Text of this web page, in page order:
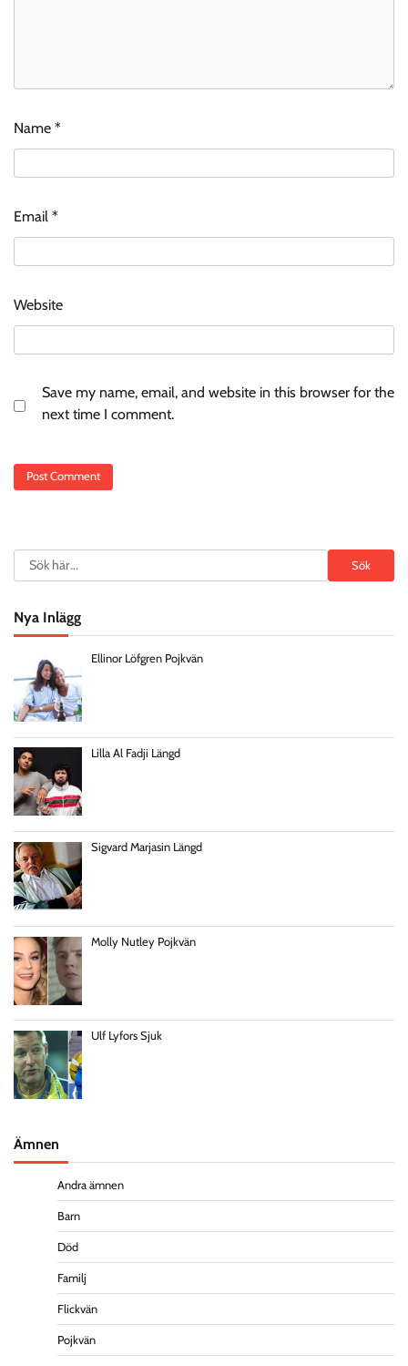
Name *
Email *
Website
Save my name, email, and website in this browser for the
next time I comment.
Search Sök
Nya Inlägg
Ellinor Löfgren Pojkvän
Lilla Al Fadji Längd
Sigvard Marjasin Längd
Molly Nutley Pojkvän
Ulf Lyfors Sjuk
Ämnen
Andra ämnen
Barn
Död
Familj
Flickvän
Pojkvän